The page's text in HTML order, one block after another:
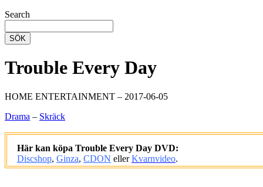
Search
SÖK
Trouble Every Day
HOME ENTERTAINMENT – 2017-06-05
Drama – Skräck
Här kan köpa Trouble Every Day DVD:
Discshop, Ginza, CDON ellerKvarnvideo.